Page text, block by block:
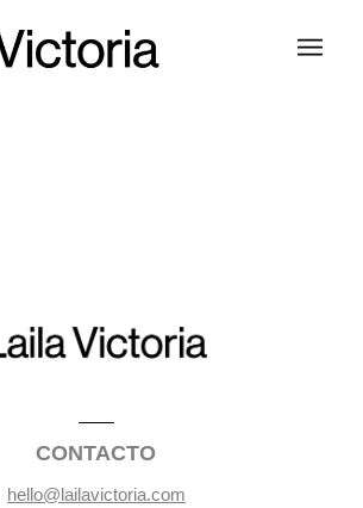
CONTACTO
hello@lailavictoria.com